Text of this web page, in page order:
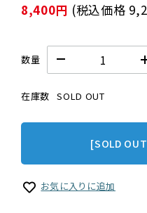
8,400円 (税込価格
数量
在庫数 SOLD OUT
[SOLD
お気に入りに追加